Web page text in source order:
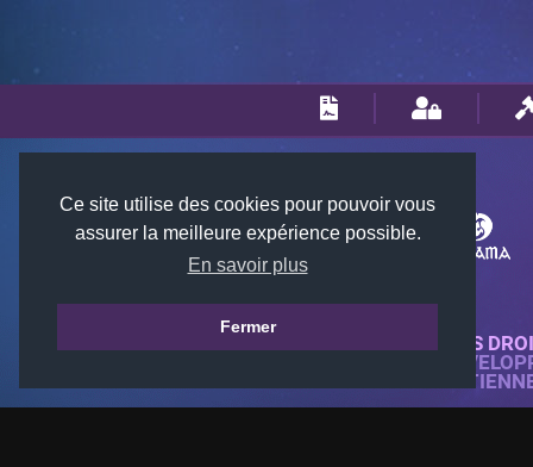
Ce site utilise des cookies pour pouvoir vous
assurer la meilleure expérience possible.
En savoir plus
Fermer
© 2018-2026 KTARENA. TOUS
SITE WEB ENTIÈREMENT
TOUTES LES IMAGES